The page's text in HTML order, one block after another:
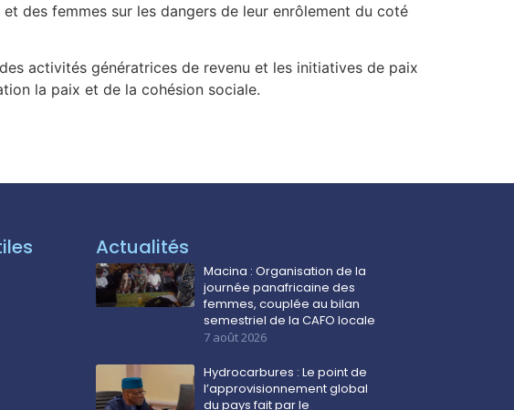
des femmes sur les dangers de leur enrôlement du coté
activités génératrices de revenu et les initiatives de paix
la paix et de la cohésion sociale.
Actualités
Macina : Organisation de la
journée panafricaine des
femmes, couplée au bilan
semestriel de la CAFO locale
7 août 2026
Hydrocarbures : Le point de
l’approvisionnement global
du pays fait par le